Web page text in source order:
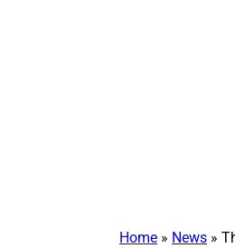
Home » News »